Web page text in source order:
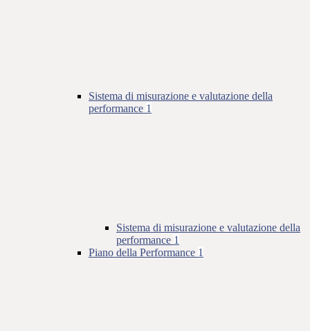
Sistema di misurazione e valutazione della
performance 1
Sistema di misurazione e valutazione della
performance 1
Piano della Performance 1